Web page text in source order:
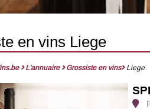
en vins Liege
L'annuaire Grossiste en vins Liege